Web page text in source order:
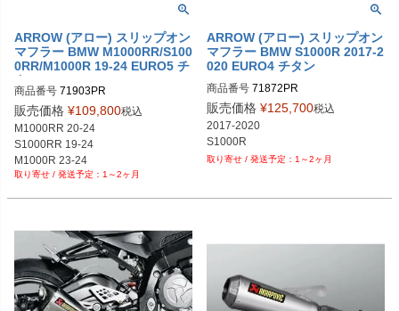
ARROW (アロー) スリップオン
マフラー BMW M1000RR/S100
0RR/M1000R 19-24 EURO5 チ
タン
商品番号 71903PR
発注はエクセルベースで注文書に記
載
ユーロ仕切り69,900円
販売価格 ¥109,800税込
M1000RR 20-24
S1000RR 19-24
M1000R 23-24
1～2ヶ月
ARROW (アロー) スリップオン
マフラー BMW S1000R 2017-2
020 EURO4 チタン
商品番号 71872PR
販売価格 ¥125,700税込
2017-2020
S1000R
1～2ヶ月